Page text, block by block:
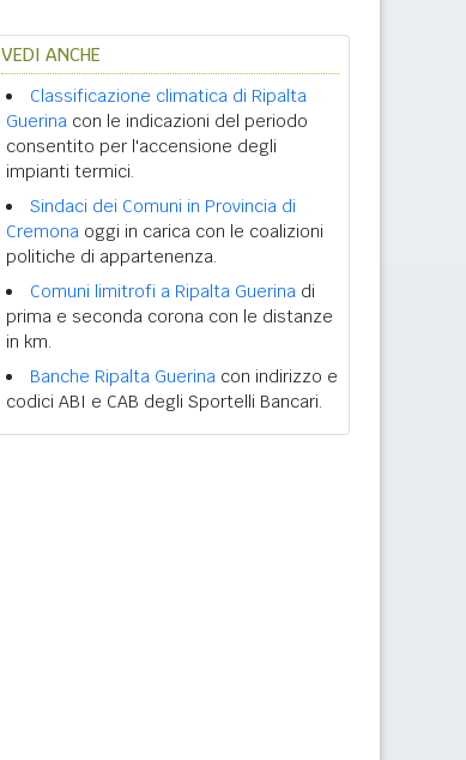
VEDI ANCHE
Classificazione climatica di Ripalta
Guerina con le indicazioni del periodo
consentito per l'accensione degli
impianti termici.
Sindaci dei Comuni in Provincia di
Cremona oggi in carica con le coalizioni
politiche di appartenenza.
Comuni limitrofi a Ripalta Guerina di
prima e seconda corona con le distanze
in km.
Banche Ripalta Guerina con indirizzo e
codici ABI e CAB degli Sportelli Bancari.